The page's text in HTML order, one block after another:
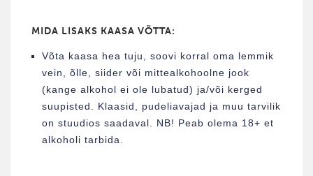
MIDA LISAKS KAASA VÕTTA:
Võta kaasa hea tuju, soovi korral oma lemmik
vein, õlle, siider või mittealkohoolne jook
(kange alkohol ei ole lubatud) ja/või kerged
suupisted. Klaasid, pudeliavajad ja muu tarvilik
on stuudios saadaval. NB! Peab olema 18+ et
alkoholi tarbida.